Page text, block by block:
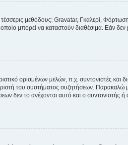
μεθόδους: Gravatar, Γκαλερί,
μπορεί να καταστούν διαθέσιμα. Εάν δεν
ορισμένων μελών, π.χ. συντονιστές και
του συστήματος συζητήσεων. Παρακαλώ
δεν το ανέχονται αυτό και ο συντονιστής ή